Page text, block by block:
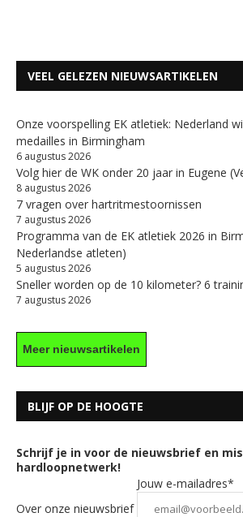
VEEL GELEZEN NIEUWSARTIKELEN
Onze voorspelling EK atletiek: Nederland
medailles in Birmingham
6 augustus 2026
Volg hier de WK onder 20 jaar in Eugene
8 augustus 2026
7 vragen over hartritmestoornissen
7 augustus 2026
Programma van de EK atletiek 2026 in
Nederlandse atleten)
5 augustus 2026
Sneller worden op de 10 kilometer? 6
7 augustus 2026
Meer nieuwsartikelen
BLIJF OP DE HOOGTE
Schrijf je in voor de nieuwsbrief en
hardloopnetwerk!
Over onze nieuwsbrief
Jouw e-mailadres*